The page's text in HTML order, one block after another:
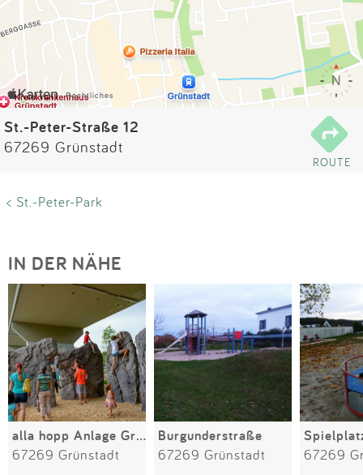
Kontakt
Impressum
Anmelden
St.-Peter-Straße 12
67269 Grünstadt
ROUTE
< St.-Peter-Park
IN DER NÄHE
alla hopp Anlage Grünstadt
67269 Grünstadt
Burgunderstraße
67269 Grünstadt 67269